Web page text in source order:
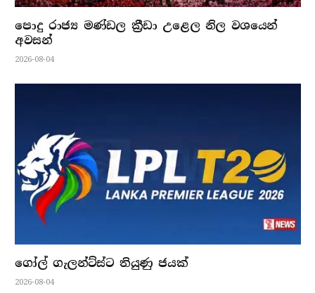
පොදු රාජ්‍ය මණ්ඩල ක්‍රීඩා උළෙල නිල වශයෙන්
අවසන්
2026-08-04
ගෝල් ගැලන්ට්ස්ට තියුණු ජයක්
2026-08-04